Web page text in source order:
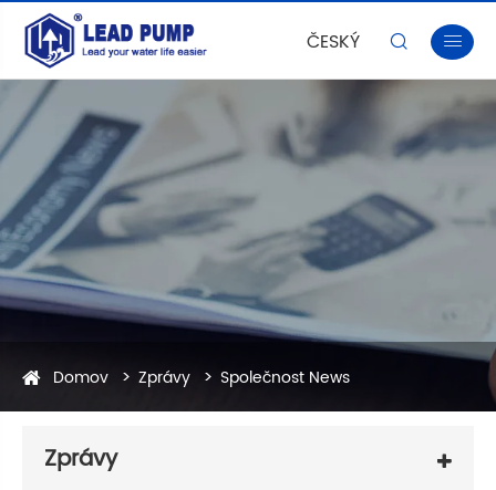
ČESKÝ  
Domov Zprávy Společnost News
Zprávy